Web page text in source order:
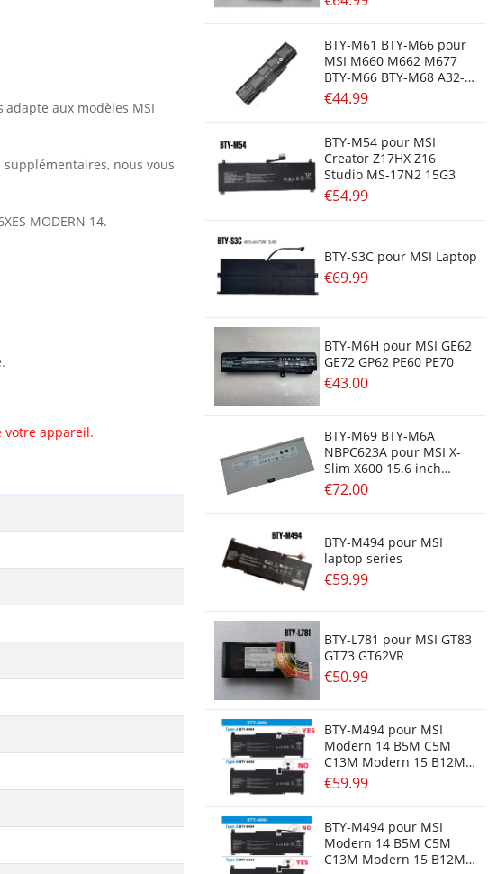
aux modèles MSI
nous vous
MODERN 14.
votre appareil.
BTY-M61 BTY-M66 pour
MSI M660 M662 M677
BTY-M66 BTY-M68 A32-
F3 SQU-528 SQU-718
€44.99
BTY-M54 pour MSI
Creator Z17HX Z16
Studio MS-17N2 15G3
€54.99
BTY-S3C pour MSI Laptop
€69.99
BTY-M6H pour MSI GE62
GE72 GP62 PE60 PE70
€43.00
BTY-M69 BTY-M6A
NBPC623A pour MSI X-
Slim X600 15.6 inch
Series
€72.00
BTY-M494 pour MSI
laptop series
€59.99
BTY-L781 pour MSI GT83
GT73 GT62VR
€50.99
BTY-M494 pour MSI
Modern 14 B5M C5M
C13M Modern 15 B12M
SERIE
€59.99
BTY-M494 pour MSI
Modern 14 B5M C5M
C13M Modern 15 B12M